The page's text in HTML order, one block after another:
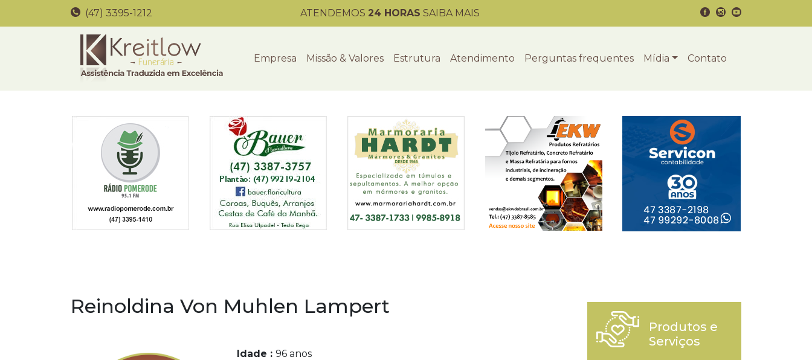
(47) 3395-1212 ATENDEMOS 24 HORAS SAIBA MAIS
Empresa Missão & Valores Estrutura Atendimento Perguntas frequentes Mídia Contato
Reinoldina Von Muhlen Lampert
Idade : 96 anos
Produtos e
Serviços